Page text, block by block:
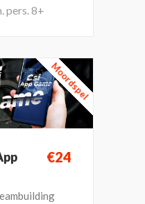
8+
Moordspel
€24